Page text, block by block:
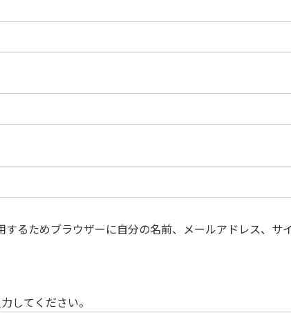
するためブラウザーに自分の名前、メールアドレス、サ
してください。